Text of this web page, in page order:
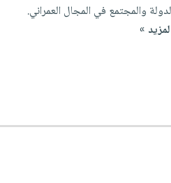
والمجتمع في المجال العمراني.
»